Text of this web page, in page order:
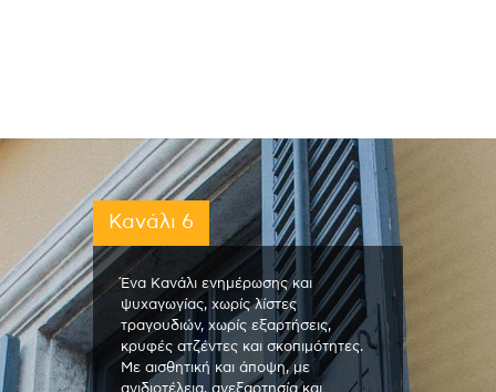
Κανάλι 6
Ένα Κανάλι ενημέρωσης και
ψυχαγωγίας, χωρίς λίστες
τραγουδιών, χωρίς εξαρτήσεις,
κρυφές ατζέντες και σκοπιμότητες.
Με αισθητική και άποψη, με